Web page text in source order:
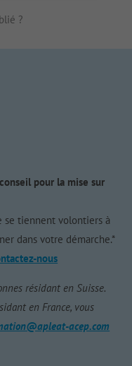
?
pour la mise sur
se tiennent volontiers à
dans votre démarche.*
nous
résidant en Suisse.
en France, vous
acep.com